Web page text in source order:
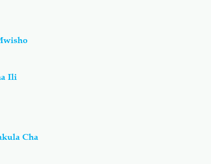
Ili
Cha